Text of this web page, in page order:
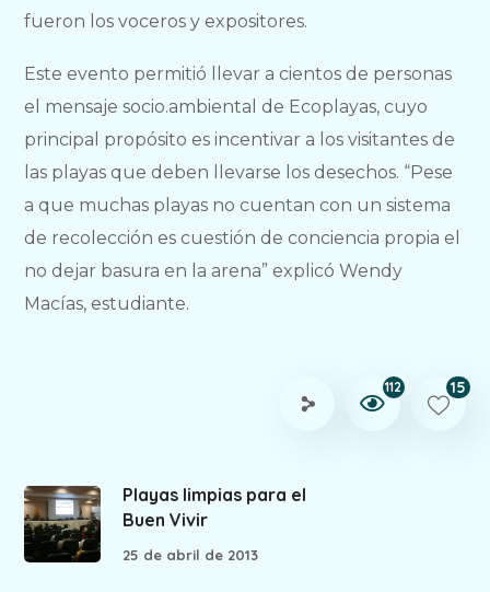
fueron los voceros y expositores.
Este evento permitió llevar a cientos de personas
el mensaje socio.ambiental de Ecoplayas, cuyo
principal propósito es incentivar a los visitantes de
las playas que deben llevarse los desechos. “Pese
a que muchas playas no cuentan con un sistema
de recolección es cuestión de conciencia propia el
no dejar basura en la arena” explicó Wendy
Macías, estudiante.
112 15
Playas limpias para el
Buen Vivir
25 de abril de 2013